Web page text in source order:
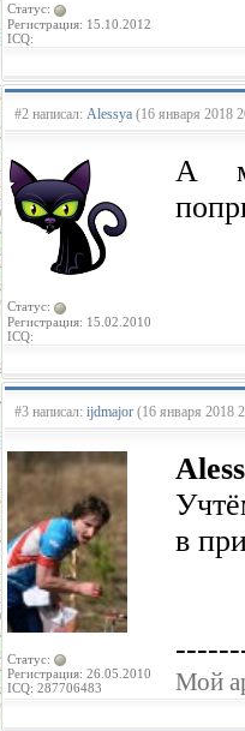
Статус:
Регистрация: 15.10.2012
ICQ:
#2 написал: Alessya (16 января 2018
Статус:
Регистрация: 15.02.2010
ICQ:
А
#3 написал: ijdmajor (16 января 2018
Статус:
Регистрация: 26.05.2010
ICQ: 287706483
в
Мой